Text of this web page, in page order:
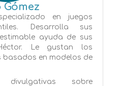
Gómez
en juegos
Desarrolla sus
ayuda de sus
Le gustan los
basados en modelos de
divulgativas sobre